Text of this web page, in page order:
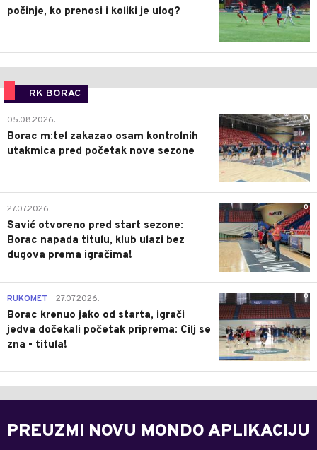
počinje, ko prenosi i koliki je ulog?
RK BORAC
0
05.08.2026.
Borac m:tel zakazao osam kontrolnih
utakmica pred početak nove sezone
0
27.07.2026.
Savić otvoreno pred start sezone:
Borac napada titulu, klub ulazi bez
dugova prema igračima!
0
RUKOMET 27.07.2026.
Borac krenuo jako od starta, igrači
jedva dočekali početak priprema: Cilj se
zna - titula!
PREUZMI NOVU MONDO APLIKACIJU